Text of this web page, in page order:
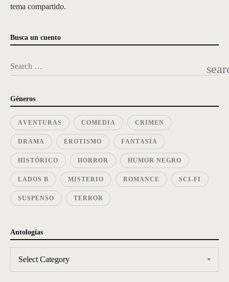
tema compartido.
Busca un cuento
Search …
Géneros
AVENTURAS COMEDIA CRIMEN
DRAMA EROTISMO FANTASÍA
HISTÓRICO HORROR HUMOR NEGRO
LADOS B MISTERIO ROMANCE SCI-FI
SUSPENSO TERROR
Antologías